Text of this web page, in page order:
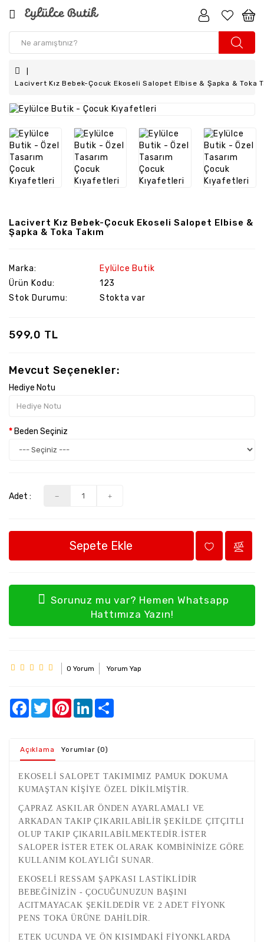
Erkek
Bebek
Erkek
Bebek
Aksesuar
-
Kız
Lacivert Kız Bebek-Çocuk Ekoseli Salopet Elbise & Şapka & Toka
Lacivert Kız Bebek-Çocuk Ekoseli Salopet Elbise &
Şapka & Toka Takım
Marka:
Eylülce Butik
Ürün Kodu:
123
Stok Durumu:
Stokta var
599,0 TL
Mevcut Seçenekler:
Hediye Notu
Beden Seçiniz
Adet :
Sepete Ekle
Sorunuz mu var? Hemen Whatsapp
Hattımıza Yazın!
0 Yorum Yorum Yap
Açıklama Yorumlar (0)
EKOSELİ SALOPET TAKIMIMIZ PAMUK DOKUMA
KUMAŞTAN KİŞİYE ÖZEL DİKİLMİŞTİR.
ÇAPRAZ ASKILAR ÖNDEN AYARLAMALI VE
ARKADAN TAKIP ÇIKARILABİLİR ŞEKİLDE ÇITÇITLI
OLUP TAKIP ÇIKARILABİLMEKTEDİR.İSTER
SALOPER İSTER ETEK OLARAK KOMBİNİNİZE GÖRE
KULLANIM KOLAYLIĞI SUNAR.
EKOSELİ RESSAM ŞAPKASI LASTİKLİDİR
BEBEĞİNİZİN - ÇOCUĞUNUZUN BAŞINI
ACITMAYACAK ŞEKİLDEDİR VE 2 ADET FİYONK
PENS TOKA ÜRÜNE DAHİLDİR.
ETEK UCUNDA VE ÖN KISIMDAKİ FİYONKLARDA